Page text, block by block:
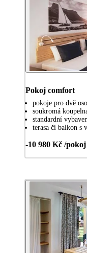
Pokoj comfort
pokoje pro dvě
soukromá
standardní
terasa či balkon s
-10 980 Kč /pokoj